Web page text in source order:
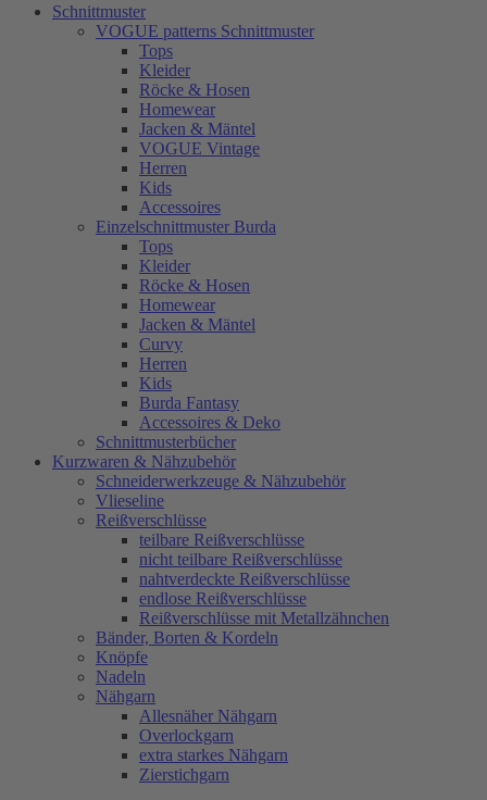
Schnittmuster
VOGUE patterns Schnittmuster
Tops
Kleider
Röcke & Hosen
Homewear
Jacken & Mäntel
VOGUE Vintage
Herren
Kids
Accessoires
Einzelschnittmuster Burda
Tops
Kleider
Röcke & Hosen
Homewear
Jacken & Mäntel
Curvy
Herren
Kids
Burda Fantasy
Accessoires & Deko
Schnittmusterbücher
Kurzwaren & Nähzubehör
Schneiderwerkzeuge & Nähzubehör
Vlieseline
Reißverschlüsse
teilbare Reißverschlüsse
nicht teilbare Reißverschlüsse
nahtverdeckte Reißverschlüsse
endlose Reißverschlüsse
Reißverschlüsse mit Metallzähnchen
Bänder, Borten & Kordeln
Knöpfe
Nadeln
Nähgarn
Allesnäher Nähgarn
Overlockgarn
extra starkes Nähgarn
Zierstichgarn